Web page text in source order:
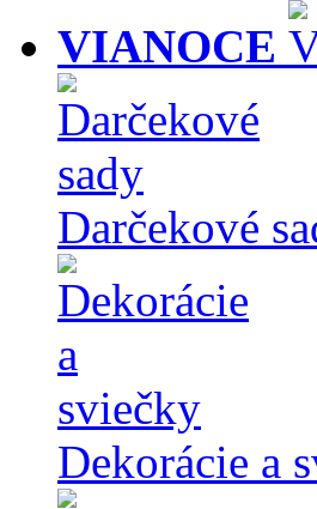
VIANOCE
Darčekové
Dekorácie a